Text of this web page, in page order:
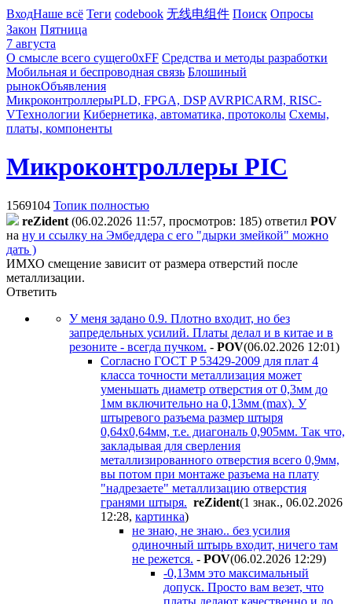
ВходНаше всё Теги codebook 无线电组件 Поиск Опросы
Закон Пятница
7 августа
О смысле всего сущего0xFF Средства и методы разработки
Мобильная и беспроводная связь Блошиный
рынокОбъявления
МикроконтроллерыPLD, FPGA, DSP AVRPICARM, RISC-
VТехнологии Кибернетика, автоматика, протоколы Схемы,
платы, компоненты
Микроконтроллеры PIC
1569104 Топик полностью
reZident (06.02.2026 11:57, просмотров: 185) ответил POV
на ну и ссылку на Эмбеддера с его "дырки змейкой" можно
дать )
ИМХО смещение зависит от размера отверстий после
металлизации.
Ответить
У меня задано 0.9. Плотно входит, но без
запредельных усилий. Платы делал и в китае и в
резоните - всегда пучком. - POV(06.02.2026 12:01)
Согласно ГOCT P 53429-2009 для плат 4
класса точности металлизация может
уменьшать диаметр отверстия от 0,3мм до
1мм включительно на 0,13мм (max). У
штыревого разъема размер штыря
0,64х0,64мм, т.е. диагональ 0,905мм. Так что,
закладывая для сверления
металлизированного отверстия всего 0,9мм,
вы потом при монтаже разъема на плату
"надрезаете" металлизацию отверстия
гранями штыря. reZident(1 знак., 06.02.2026
12:28, картинка)
не знаю, не знаю.. без усилия
одиночный штырь входит, ничего там
не режется. - POV(06.02.2026 12:29)
-0,13мм это максимальный
допуск. Просто вам везет, что
платы делают качественно и до